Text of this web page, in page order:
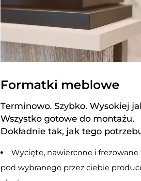
Formatki meblowe
Terminowo. Szybko. Wysokiej
Wszystko gotowe do montażu.
Dokładnie tak, jak tego
Wycięte, nawiercone i
pod wybranego przez ciebie